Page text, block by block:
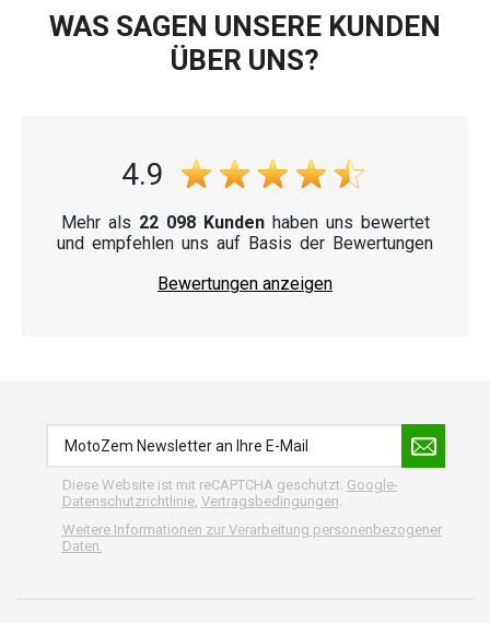
WAS SAGEN UNSERE KUNDEN
ÜBER UNS?
4.9
Mehr als 22 098 Kundenhaben uns bewertet
und empfehlen uns auf Basis der Bewertungen
Bewertungen anzeigen
Diese Website ist mit reCAPTCHA geschützt. Google-
Datenschutzrichtlinie, Vertragsbedingungen
Weitere Informationen zur Verarbeitung personenbezogener
Daten.